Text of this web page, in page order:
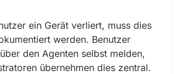
ein Gerät verliert, muss dies
werden. Benutzer
den Agenten selbst melden,
übernehmen dies zentral.